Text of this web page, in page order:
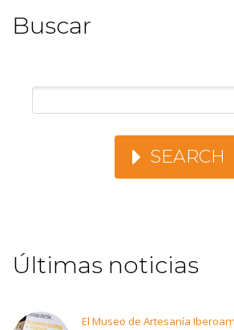
Buscar
SEARCH
Últimas noticias
El Museo de Artesanía